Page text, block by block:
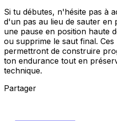
Si tu débutes, n'hésite pas à
d'un pas au lieu de sauter en
une pause en position haute
ou supprime le saut final. Ces
permettront de construire
ton endurance tout en
technique.
Partager